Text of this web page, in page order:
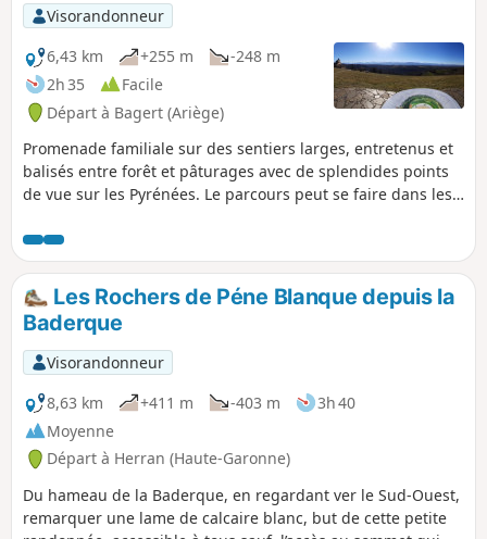
Visorandonneur
6,43 km
+255 m
-248 m
2h 35
Facile
Départ à Bagert (Ariège)
Promenade familiale sur des sentiers larges, entretenus et
balisés entre forêt et pâturages avec de splendides points
de vue sur les Pyrénées. Le parcours peut se faire dans les
beau encore ! Le balisage est facile à suivre.
Les Rochers de Péne Blanque depuis la
Baderque
Visorandonneur
8,63 km
+411 m -403 m
3h 40
Moyenne
Départ à Herran (Haute-Garonne)
Du hameau de la Baderque, en regardant ver le Sud-Ouest,
remarquer une lame de calcaire blanc, but de cette petite